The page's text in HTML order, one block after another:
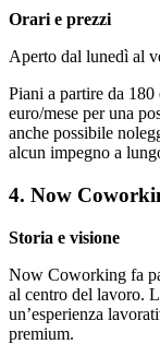
Orari e prezzi
Aperto dal lunedì al
Piani a partire da 180
euro/mese per una
anche possibile
alcun impegno a
4. Now
Storia e visione
Now Coworking fa
al centro del lavoro.
un’esperienza
premium.